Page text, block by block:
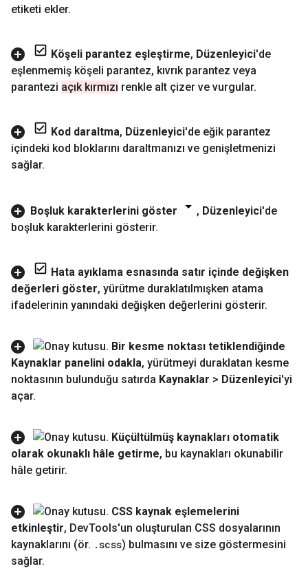
etiketi ekler.
Köşeli parantez eşleştirme, Düzenleyici'de
eşlenmemiş köşeli parantez, kıvrık parantez veya
parantezi açık kırmızı renkle alt çizer ve vurgular.
Kod daraltma, Düzenleyici'de eğik parantez
içindeki kod bloklarını daraltmanızı ve genişletmenizi
sağlar.
Boşluk karakterlerini göster , Düzenleyici'de
boşluk karakterlerini gösterir.
Hata ayıklama esnasında satır içinde değişken
değerleri göster, yürütme duraklatılmışken atama
ifadelerinin yanındaki değişken değerlerini gösterir.
Bir kesme noktası tetiklendiğinde
Kaynaklar panelini odakla, yürütmeyi duraklatan kesme
noktasının bulunduğu satırda Kaynaklar > Düzenleyici'yi
açar.
Küçültülmüş kaynakları otomatik
olarak okunaklı hâle getirme, bu kaynakları okunabilir
hâle getirir.
CSS kaynak eşlemelerini
etkinleştir, DevTools'un oluşturulan CSS dosyalarının
kaynaklarını (ör. .scss) bulmasını ve size göstermesini
sağlar.